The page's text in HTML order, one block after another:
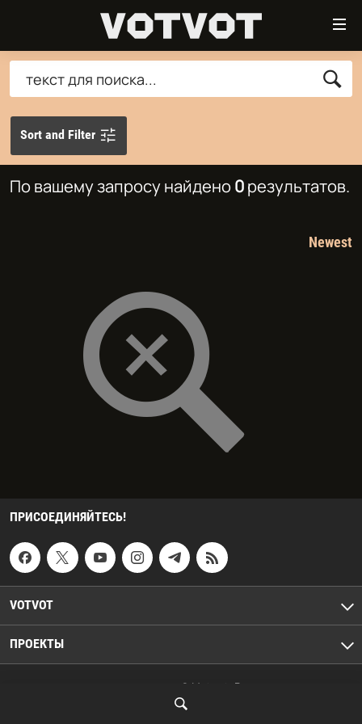
к
контенту
Перейти
навигации
Перейти
поиску
ГЛАВНАЯ
ПОДКАСТЫ
МУЗЫКА
Искать
Sort and Filter
По вашему запросунайдено0результатов.
Newest
ПРИСОЕДИНЯЙТЕСЬ!
VOTVOT
ПРОЕКТЫ
© Votvot. Все права защищены